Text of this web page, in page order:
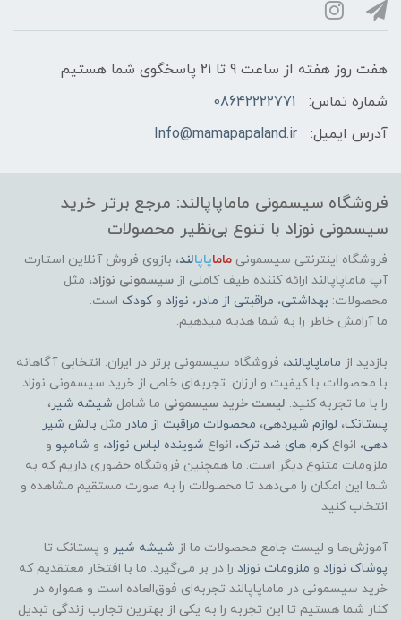
هفت روز هفته از ساعت 9 تا 21 پاسخگوی شما هستیم
شماره تماس:
08642222771
آدرس ایمیل:
Info@mamapapaland.ir
فروشگاه سیسمونی ماماپاپالند: مرجع برتر خرید
سیسمونی نوزاد با تنوع بی‌نظیر محصولات
فروشگاه اینترنتی سیسمونی ماماپاپالند، بازوی فروش آنلاین استارت
آپ ماماپاپالند ارائه کننده طیف کاملی از سیسمونی نوزاد، مثل
محصولات: بهداشتی، مراقبتی از مادر، نوزاد وکودک است.
ما آرامش خاطر را به شما هدیه میدهیم.
بازدید از ماماپاپالند، فروشگاه سیسمونی برتر در ایران. انتخابی آگاهانه
با محصولات با کیفیت و ارزان. تجربه‌ای خاص از خرید سیسمونی نوزاد
را با ما تجربه کنید. لیست خرید سیسمونی ما شامل شیشه شیر،
پستانک، لوازم شیردهی، محصولات مراقبت از مادر مثل بالش شیر
دهی، انواعکرم های ضد ترک، انواع شوینده لباس نوزاد، و شامپو و
ملزومات متنوع دیگر است. ما همچنین فروشگاه حضوری داریم که به
شما این امکان را می‌دهد تا محصولات را به صورت مستقیم مشاهده و
انتخاب کنید.
آموزش‌ها و لیست جامع محصولات ما از شیشه شیر و پستانک تا
پوشاک نوزاد و ملزومات نوزاد را در بر می‌گیرد. ما با افتخار معتقدیم که
خرید سیسمونی در ماماپاپالند تجربه‌ای فوق‌العاده است و همواره در
کنار شما هستیم تا این تجربه را به یکی از بهترین تجارب زندگی تبدیل